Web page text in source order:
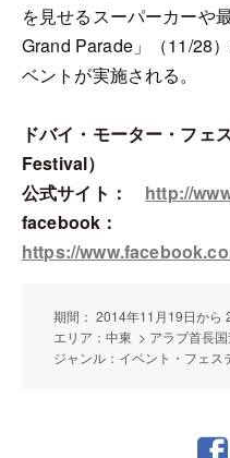
を見せるスーパーカーや
Grand Parade」（11/28
ベントが実施される。
ドバイ・モーター・フ
Festival）
公式サイト： http://
facebook：
https://
期間： 2014年11月19日から
エリア：中東 > アラブ首長
ジャンル：イベント・フェス